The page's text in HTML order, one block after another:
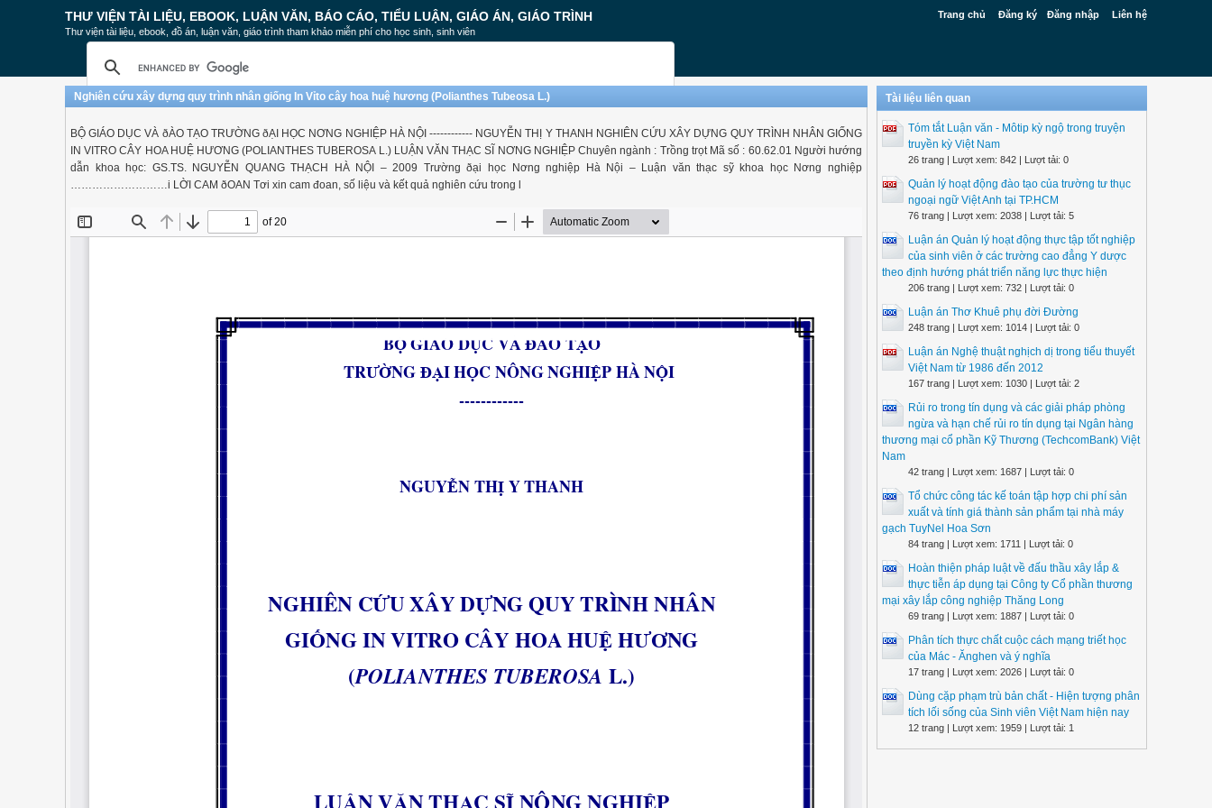
Trang chủ Đăng ký Đăng nhập Liên hệ
THƯ VIỆN TÀI LIỆU, EBOOK, LUẬN VĂN, BÁO CÁO, TIỂU LUẬN, GIÁO ÁN, GIÁO TRÌNH
Thư viện tài liệu, ebook, đồ án, luận văn, giáo trình tham khảo miễn phí cho học sinh, sinh viên
Nghiên cứu xây dựng quy trình nhân giống In Vỉto cây hoa huệ hương (Polianthes Tubeosa L.)
BỘ GIÁO DỤC VÀ ðÀO TẠO TRƯỜNG ðẠI HỌC NƠNG NGHIỆP HÀ NỘI ------------ NGUYỄN THỊ Y THANH NGHIÊN CỨU XÂY DỰNG QUY TRÌNH NHÂN GIỐNG
IN VITRO CÂY HOA HUỆ HƯƠNG (POLIANTHES TUBEROSA L.) LUẬN VĂN THẠC SĨ NƠNG NGHIỆP Chuyên ngành : Trồng trọt Mã số : 60.62.01 Người hướng
dẫn khoa học: GS.TS. NGUYỄN QUANG THẠCH HÀ NỘI – 2009 Trường ðại học Nơng nghiệp Hà Nội – Luận văn thạc sỹ khoa học Nơng nghiệp
………………………i LỜI CAM ðOAN Tơi xin cam đoan, số liệu và kết quả nghiên cứu trong l
Tài liệu liên quan
Tóm tắt Luận văn - Môtip kỳ ngộ trong truyện
truyền kỳ Việt Nam
26 trang | Lượt xem: 842 | Lượt tải: 0
Quản lý hoạt động đào tạo của trường tư thục
ngoại ngữ Việt Anh tại TP.HCM
76 trang | Lượt xem: 2038 | Lượt tải: 5
Luận án Quản lý hoạt động thực tập tốt nghiệp
của sinh viên ở các trường cao đẳng Y dược
theo định hướng phát triển năng lực thực hiện
206 trang | Lượt xem: 732 | Lượt tải: 0
Luận án Thơ Khuê phụ đời Đường
248 trang | Lượt xem: 1014 | Lượt tải: 0
Luận án Nghệ thuật nghịch dị trong tiểu thuyết
Việt Nam từ 1986 đến 2012
167 trang | Lượt xem: 1030 | Lượt tải: 2
Rủi ro trong tín dụng và các giải pháp phòng
ngừa và hạn chế rủi ro tín dụng tại Ngân hàng
thương mại cổ phần Kỹ Thương (TechcomBank) Việt
Nam
42 trang | Lượt xem: 1687 | Lượt tải: 0
Tổ chức công tác kế toán tập hợp chi phí sản
xuất và tính giá thành sản phẩm tại nhà máy
gạch TuyNel Hoa Sơn
84 trang | Lượt xem: 1711 | Lượt tải: 0
Hoàn thiện pháp luật về đấu thầu xây lắp &
thực tiễn áp dụng tại Công ty Cổ phần thương
mại xây lắp công nghiệp Thăng Long
69 trang | Lượt xem: 1887 | Lượt tải: 0
Phân tích thực chất cuộc cách mạng triết học
của Mác - Ănghen và ý nghĩa
17 trang | Lượt xem: 2026 | Lượt tải: 0
Dùng cặp phạm trù bản chất - Hiện tượng phân
tích lối sống của Sinh viên Việt Nam hiện nay
12 trang | Lượt xem: 1959 | Lượt tải: 1